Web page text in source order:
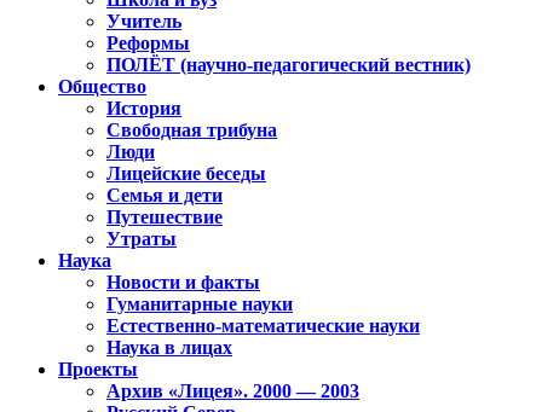
Учитель
Реформы
ПОЛЁТ (научно-педагогический вестник)
Общество
История
Свободная трибуна
Люди
Лицейские беседы
Семья и дети
Путешествие
Утраты
Наука
Новости и факты
Гуманитарные науки
Естественно-математические науки
Наука в лицах
Проекты
Архив «Лицея». 2000 — 2003